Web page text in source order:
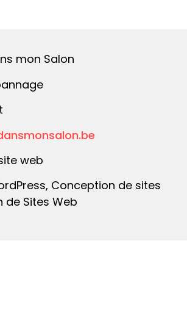
mon Salon
web
Conception de sites
de Sites Web